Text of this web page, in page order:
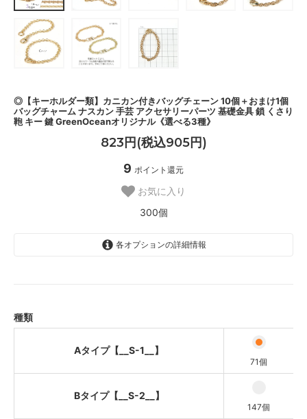
◎【キーホルダー類】カニカン付きバッグチェーン 10個＋おまけ1個
バッグチャーム ナスカン 手芸 アクセサリーパーツ 基礎金具 鎖 くさり
鞄 キー 鍵 GreenOceanオリジナル《選べる3種》
823円(税込905円)
9 ポイント還元
お気に入り
300個
各オプションの詳細情報
種類
Aタイプ【__S-1__】
71個
Bタイプ【__S-2__】
147個